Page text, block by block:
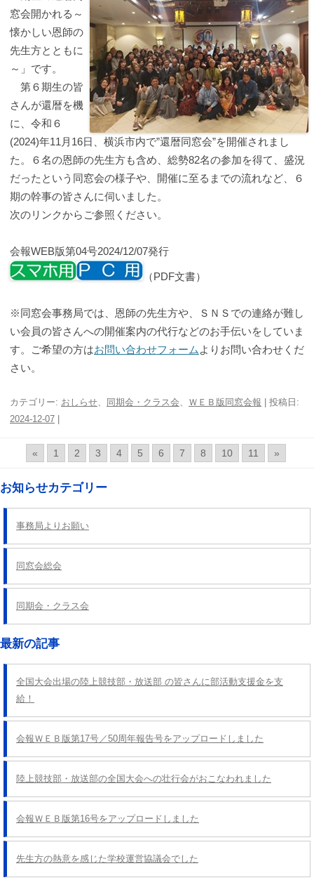
窓会開かれる～
懐かしい恩師の
先生方とともに
～」です。
第６期生の皆
さんが還暦を機
に、令和６
(2024)年11月16日、横浜市内で”還暦同窓会”を開催されまし
た。６名の恩師の先生方も含め、総勢82名の参加を得て、盛況
だったという同窓会の様子や、開催に至るまでの流れなど、６
期の幹事の皆さんに伺いました。
次のリンクからご参照ください。
会報WEB版第04号2024/12/07発行
（PDF文書）
※同窓会事務局では、恩師の先生方や、ＳＮＳでの連絡が難し
い会員の皆さんへの開催案内の代行などのお手伝いをしていま
す。ご希望の方はお問い合わせフォーム よりお問い合わせくだ
さい。
カテゴリー: おしらせ、 同期会・クラス会、 ＷＥＢ版同窓会報 | 投稿日:
2024-12-07
« 1 2 3 4 5 6 7 8 10 11 »
お知らせカテゴリー
事務局よりお願い
同窓会総会
同期会・クラス会
最新の記事
全国大会出場の陸上競技部・放送部 の皆さんに部活動支援金を支
給！
会報ＷＥＢ版第17号／50周年報告号をアップロードしました
陸上競技部・放送部の全国大会への壮行会がおこなわれました
会報ＷＥＢ版第16号をアップロードしました
先生方の熱意を感じた学校運営協議会でした